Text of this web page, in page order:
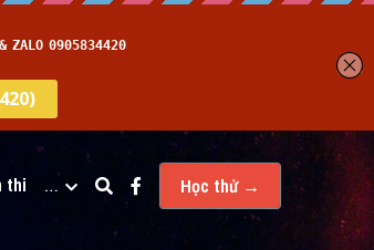
thi … Học thử →